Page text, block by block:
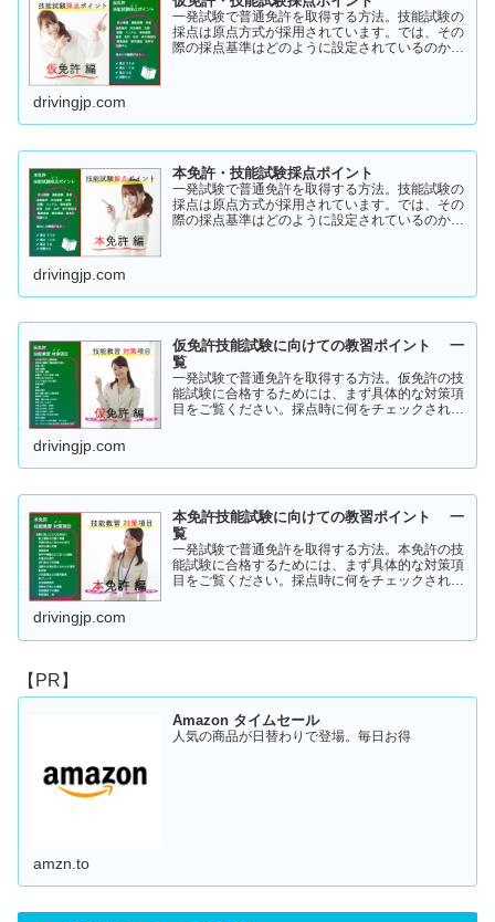
一発試験で普通免許を取得する方法。技能試験の
採点は原点方式が採用されています。では、その
際の採点基準はどのように設定されているのかご
drivingjp.com
本免許・技能試験採点ポイント
一発試験で普通免許を取得する方法。技能試験の
採点は原点方式が採用されています。では、その
際の採点基準はどのように設定されているのかご
drivingjp.com
仮免許技能試験に向けての教習ポイント 一
覧
一発試験で普通免許を取得する方法。仮免許の技
能試験に合格するためには、まず具体的な対策項
目をご覧ください。採点時に何をチェックされる
drivingjp.com
本免許技能試験に向けての教習ポイント 一
覧
一発試験で普通免許を取得する方法。本免許の技
能試験に合格するためには、まず具体的な対策項
目をご覧ください。採点時に何をチェックされる
drivingjp.com
【PR】
Amazon タイムセール
人気の商品が日替わりで登場。毎日お得
amzn.to